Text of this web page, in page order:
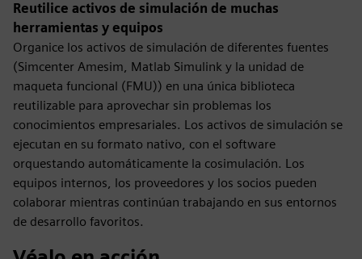
Reutilice activos de simulación de muchas
herramientas y equipos
Organice los activos de simulación de diferentes fuentes
(Simcenter Amesim, Matlab Simulink y la unidad de
maqueta funcional (FMU)) en una única biblioteca
reutilizable para aprovechar sin problemas los
conocimientos empresariales. Los activos de simulación se
ejecutan en su formato nativo, con el software
orquestando automáticamente la cosimulación. Los
equipos internos, los proveedores y los socios pueden
colaborar mientras continúan trabajando en sus entornos
de desarrollo favoritos.